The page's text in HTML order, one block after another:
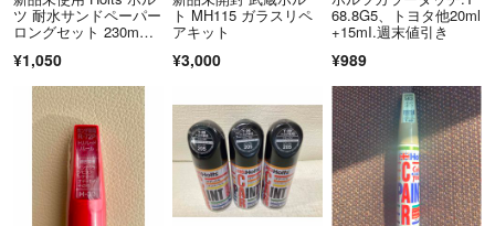
ツ 耐水サンドペーパー
ロングセット 230m
¥1,050
ト MH115 ガラスリペ
アキット
¥3,000
68.8G5、トヨタ他20ml
+15mI.週末値引き
¥989